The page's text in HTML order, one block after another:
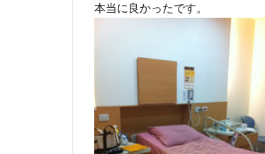
本当に良かったです。